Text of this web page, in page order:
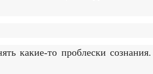
какие-то проблески